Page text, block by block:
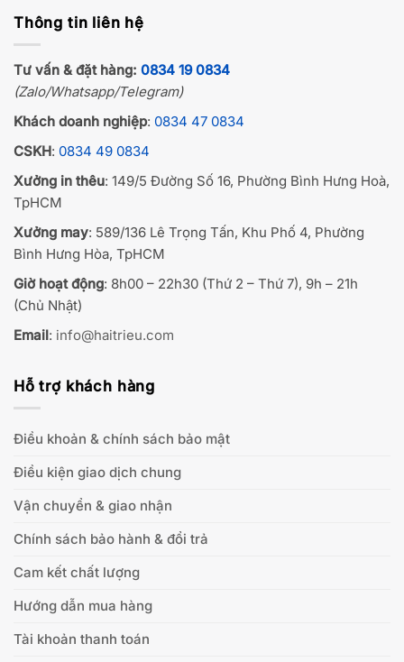
Thông tin liên hệ
Tư vấn & đặt hàng: 0834 19 0834
(Zalo/Whatsapp/Telegram)
Khách doanh nghiệp: 0834 47 0834
CSKH: 0834 49 0834
Xưởng in thêu: 149/5 Đường Số 16, Phường Bình Hưng Hoà,
TpHCM
Xưởng may: 589/136 Lê Trọng Tấn, Khu Phố 4, Phường
Bình Hưng Hòa, TpHCM
Giờ hoạt động: 8h00 – 22h30 (Thứ 2 – Thứ 7), 9h – 21h
(Chủ Nhật)
Email: info@haitrieu.com
Hỗ trợ khách hàng
Điều khoản & chính sách bảo mật
Điều kiện giao dịch chung
Vận chuyển & giao nhận
Chính sách bảo hành & đổi trả
Cam kết chất lượng
Hướng dẫn mua hàng
Tài khoản thanh toán